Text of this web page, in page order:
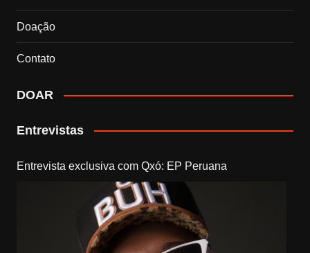
Doação
Contato
DOAR
Entrevistas
Entrevista exclusiva com Qxó: EP Peruana